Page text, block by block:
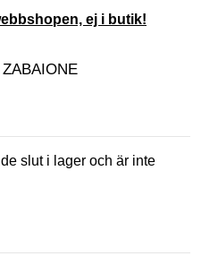
ej i butik!
slut i lager och är inte